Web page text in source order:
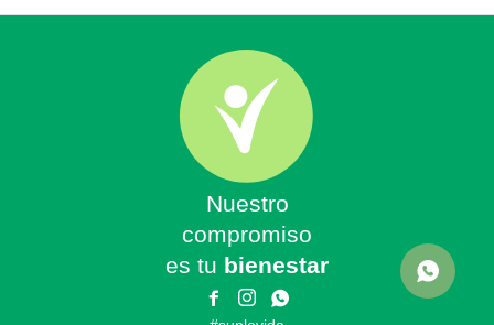
Nuestro
compromiso
es tu bienestar
 
